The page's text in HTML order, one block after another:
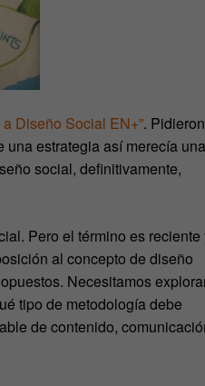
Diseño Social EN+”. Pidieron
estrategia así merecía una
social, definitivamente,
Pero el término es reciente
al concepto de diseño
Necesitamos
tipo de metodología debe
de contenido,